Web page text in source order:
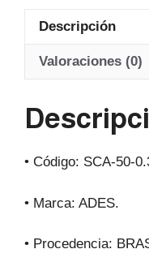
at
s
A
p
c
e
b
o
gr
a
Descripción
Valoraciones (0)
• Código: SCA-50-
• Marca: ADES.
• Procedencia: